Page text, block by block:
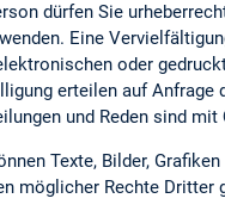
dürfen Sie
Eine
oder
erteilen auf Anfrage
und Reden sind
Texte, Bilder,
möglicher Rechte Dritter